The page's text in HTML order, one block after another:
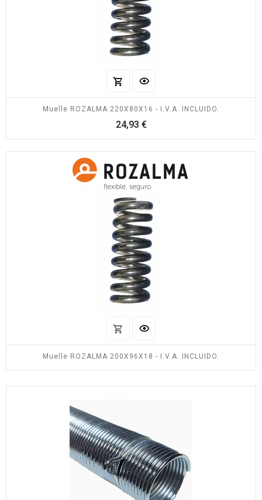
Muelle ROZALMA 220X80X16 - I.V.A. INCLUIDO.
24,93 €Precio
Muelle ROZALMA 200X96X18 - I.V.A. INCLUIDO.